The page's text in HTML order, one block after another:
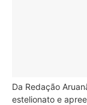
Da Redação
estelionato e